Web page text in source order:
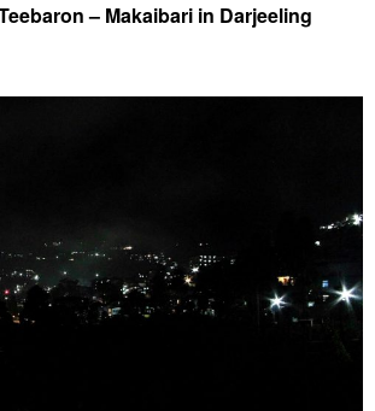
– Makaibari in Darjeeling